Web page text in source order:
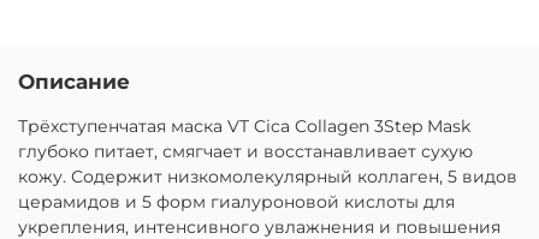
Описание
Трёхступенчатая маска VT Cica Collagen 3Step Mask
глубоко питает, смягчает и восстанавливает сухую
кожу. Содержит низкомолекулярный коллаген, 5 видов
церамидов и 5 форм гиалуроновой кислоты для
укрепления, интенсивного увлажнения и повышения